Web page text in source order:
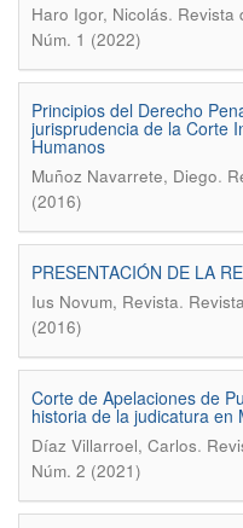
Haro Igor, Nicolás. Revista
Núm. 1 (2022)
Principios del Derecho
jurisprudencia de la Corte
Humanos
Muñoz Navarrete, Diego.
(2016)
PRESENTACIÓN DE LA
Ius Novum, Revista.
(2016)
Corte de Apelaciones de
historia de la judicatura en
Díaz Villarroel, Carlos.
Núm. 2 (2021)